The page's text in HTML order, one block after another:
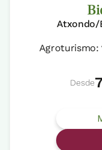
Atxondo/
Agroturismo:
Desde